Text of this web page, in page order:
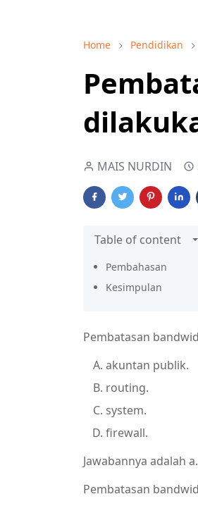
Home Pendidikan
MAIS NURDIN
Table of content
Pembahasan
Kesimpulan
Pembatasan
akuntan publik.
routing.
system.
firewall.
Jawabannya adalah
Pembatasan